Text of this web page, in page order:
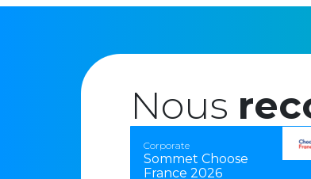
Nous
Corporate
Sommet Choose
France 2026